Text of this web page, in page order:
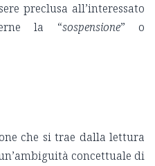
preclusa all’interessato
la “sospensione” o
che si trae dalla lettura
concettuale di